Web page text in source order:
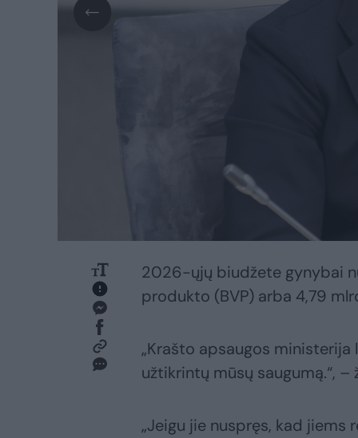
2026-ųjų biudžete gynybai
produkto (BVP) arba 4,79
„Krašto apsaugos ministerija
užtikrintų mūsų saugumą.“,
„Jeigu jie nuspręs, kad jiems